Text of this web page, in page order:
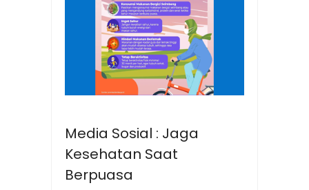
Media Sosial : Jaga
Kesehatan Saat
Berpuasa